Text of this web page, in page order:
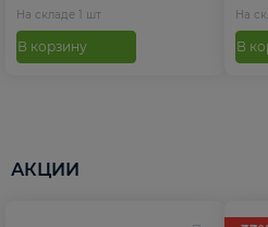
На складе 1 шт
В корзину
На
В
АКЦИИ